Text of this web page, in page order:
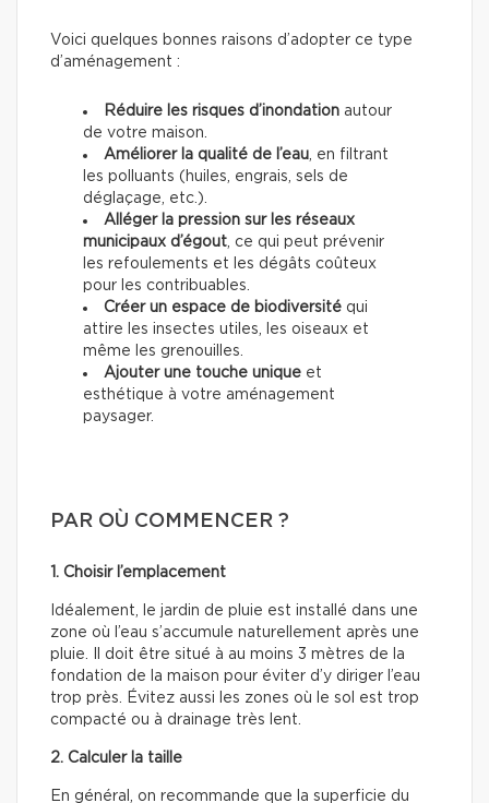
Voici quelques bonnes raisons d’adopter ce type
d’aménagement :
Réduire les risques d’inondation autour
de votre maison.
Améliorer la qualité de l’eau, en filtrant
les polluants (huiles, engrais, sels de
déglaçage, etc.).
Alléger la pression sur les réseaux
municipaux d’égout, ce qui peut prévenir
les refoulements et les dégâts coûteux
pour les contribuables.
Créer un espace de biodiversité qui
attire les insectes utiles, les oiseaux et
même les grenouilles.
Ajouter une touche unique et
esthétique à votre aménagement
paysager.
PAR OÙ COMMENCER ?
1. Choisir l’emplacement
Idéalement, le jardin de pluie est installé dans une
zone où l’eau s’accumule naturellement après une
pluie. Il doit être situé à au moins 3 mètres de la
fondation de la maison pour éviter d’y diriger l’eau
trop près. Évitez aussi les zones où le sol est trop
compacté ou à drainage très lent.
2. Calculer la taille
En général, on recommande que la superficie du